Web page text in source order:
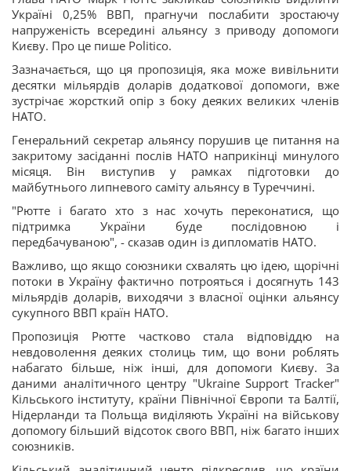
Україні 0,25% ВВП, прагнучи послабити зростаючу
напруженість всередині альянсу з приводу допомоги
Києву. Про це пише Politico.
Зазначається, що ця пропозиція, яка може вивільнити
десятки мільярдів доларів додаткової допомоги, вже
зустрічає жорсткий опір з боку деяких великих членів
НАТО.
Генеральний секретар альянсу порушив це питання на
закритому засіданні послів НАТО наприкінці минулого
місяця. Він виступив у рамках підготовки до
майбутнього липневого саміту альянсу в Туреччині.
"Рютте і багато хто з нас хочуть переконатися, що
підтримка України буде послідовною і
передбачуваною", - сказав один із дипломатів НАТО.
Важливо, що якщо союзники схвалять цю ідею, щорічні
потоки в Україну фактично потрояться і досягнуть 143
мільярдів доларів, виходячи з власної оцінки альянсу
сукупного ВВП країн НАТО.
Пропозиція Рютте частково стала відповіддю на
невдоволення деяких столиць тим, що вони роблять
набагато більше, ніж інші, для допомоги Києву. За
даними аналітичного центру "Ukraine Support Tracker"
Кільського інституту, країни Північної Європи та Балтії,
Нідерланди та Польща виділяють Україні на військову
допомогу більший відсоток свого ВВП, ніж багато інших
союзників.